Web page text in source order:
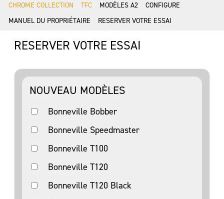
CHROME COLLECTION
TFC MODÈLES A2
CONFIGURE
MANUEL DU PROPRIÉTAIRE
RESERVER VOTRE ESSAI
RESERVER VOTRE ESSAI
NOUVEAU MODÈLES
Bonneville Bobber
Bonneville Speedmaster
Bonneville T100
Bonneville T120
Bonneville T120 Black